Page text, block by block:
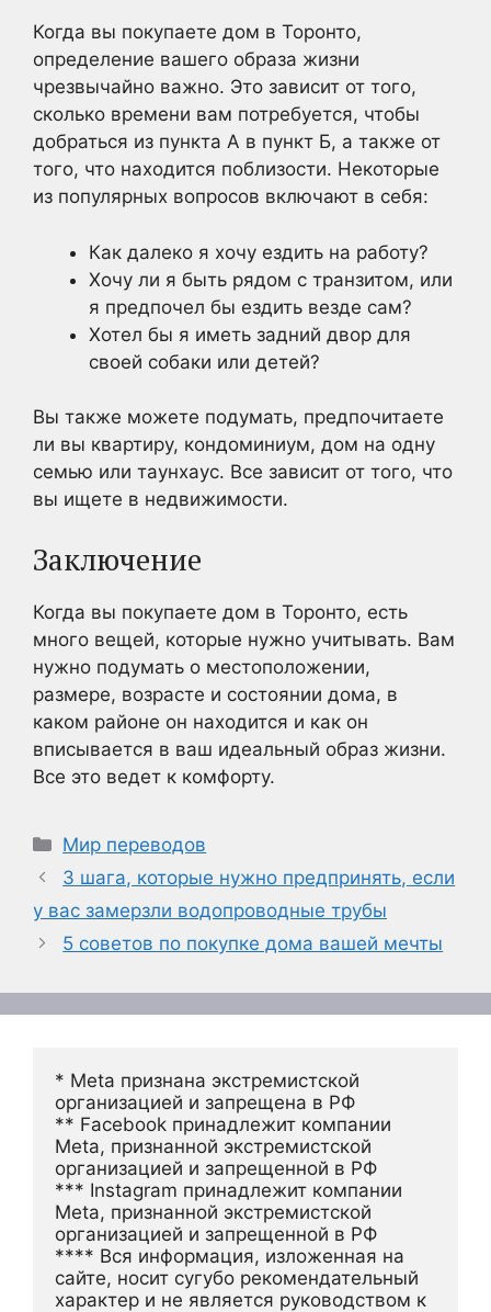
Когда вы покупаете дом в Торонто,
определение вашего образа жизни
чрезвычайно важно. Это зависит от того,
сколько времени вам потребуется, чтобы
добраться из пункта А в пункт Б, а также от
того, что находится поблизости. Некоторые
из популярных вопросов включают в себя:
Как далеко я хочу ездить на работу?
Хочу ли я быть рядом с транзитом, или
я предпочел бы ездить везде сам?
Хотел бы я иметь задний двор для
своей собаки или детей?
Вы также можете подумать, предпочитаете
ли вы квартиру, кондоминиум, дом на одну
семью или таунхаус. Все зависит от того, что
вы ищете в недвижимости.
Заключение
Когда вы покупаете дом в Торонто, есть
много вещей, которые нужно учитывать. Вам
нужно подумать о местоположении,
размере, возрасте и состоянии дома, в
каком районе он находится и как он
вписывается в ваш идеальный образ жизни.
Все это ведет к комфорту.
Рубрики
Мир переводов
3 шага, которые нужно предпринять, если
у вас замерзли водопроводные трубы
5 советов по покупке дома вашей мечты
* Meta признана экстремистской
организацией и запрещена в РФ
** Facebook принадлежит компании
Meta, признанной экстремистской
организацией и запрещенной в РФ
*** Instagram принадлежит компании
Meta, признанной экстремистской
организацией и запрещенной в РФ
**** Вся информация, изложенная на
сайте, носит сугубо рекомендательный
характер и не является руководством к